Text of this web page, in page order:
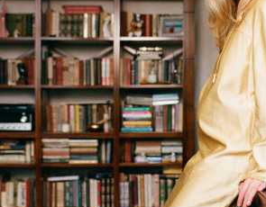
Я уверена, что именно практика и подготовила
меня к материнству, такоеестественное
продолжение пути.
Практика делает тебя взрослее, учит
выдерживать свои эмоции, слышать себя
и не перекладывать боль на других. И когда
тыстановишься внутренне зрелой,у тебя
появляется шанс стать осознанным, здоровым
родителем. Живым, включенным
и поддерживающим.